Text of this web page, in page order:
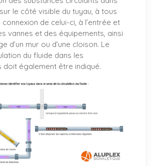
le côté visible du tuyau, à tous
de celui-ci, à l’entrée et
vannes et des équipements, ainsi
d’un mur ou d’une cloison. Le
du fluide dans les
doit également être indiqué.